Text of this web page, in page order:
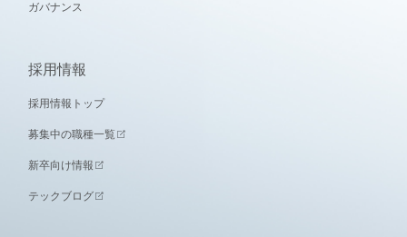
ガバナンス
採用情報
採用情報トップ
募集中の職種一覧
新卒向け情報
テックブログ